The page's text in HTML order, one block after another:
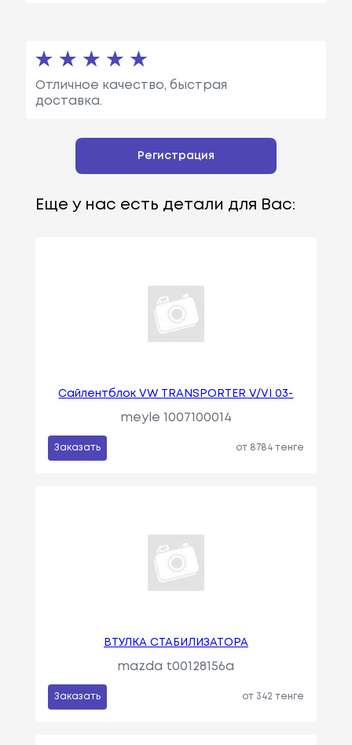
Отличное качество, быстрая
доставка.
Регистрация
Еще у нас есть детали для Вас:
Сайлентблок VW TRANSPORTER V/VI 03-
meyle 1007100014
Заказать от 8784 тенге
ВТУЛКА СТАБИЛИЗАТОРА
mazda t00128156a
Заказать от 342 тенге